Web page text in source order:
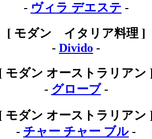
- ヴィラ デエステ -
[ モダン イタリア料理 ]
- Divido -
[ モダン オーストラリアン ]
- グローブ -
[ モダン オーストラリアン ]
- チャー チャー ブル -